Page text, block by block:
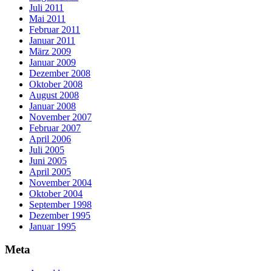
Juli 2011
Mai 2011
Februar 2011
Januar 2011
März 2009
Januar 2009
Dezember 2008
Oktober 2008
August 2008
Januar 2008
November 2007
Februar 2007
April 2006
Juli 2005
Juni 2005
April 2005
November 2004
Oktober 2004
September 1998
Dezember 1995
Januar 1995
Meta